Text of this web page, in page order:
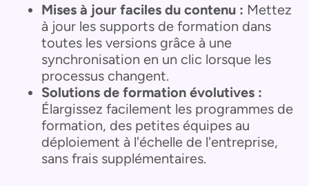
Mises à jour faciles du contenu : Mettez
à jour les supports de formation dans
toutes les versions grâce à une
synchronisation en un clic lorsque les
processus changent.
Solutions de formation évolutives :
Élargissez facilement les programmes de
formation, des petites équipes au
déploiement à l'échelle de l'entreprise,
sans frais supplémentaires.